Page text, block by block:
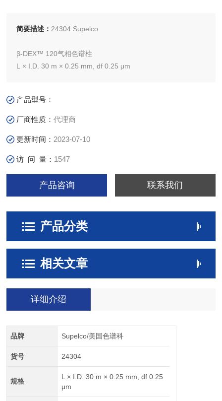
简要描述： 24304 Supelco
β-DEX™ 120气相色谱柱
L × I.D. 30 m × 0.25 mm, df 0.25 μm
产品型号：
厂商性质：代理商
更新时间： 2023-07-10
访 问 量： 1547
产品咨询 联系我们
产品分类
相关文章
详细介绍
品牌 Supelco/美国色谱科
货号 24304
规格
L × I.D. 30 m × 0.25 mm, df 0.25
μm